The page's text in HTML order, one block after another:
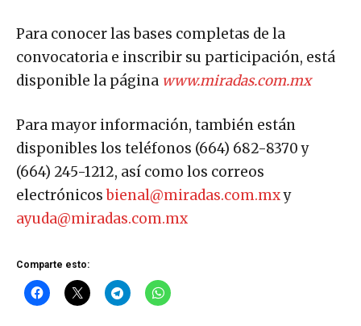
Para conocer las bases completas de la
convocatoria e inscribir su participación, está
disponible la página www.miradas.com.mx
Para mayor información, también están
disponibles los teléfonos (664) 682-8370 y
(664) 245-1212, así como los correos
electrónicosbienal@miradas.com.mxy
ayuda@miradas.com.mx
Comparte esto: